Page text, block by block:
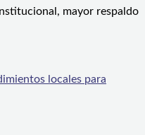
mayor respaldo